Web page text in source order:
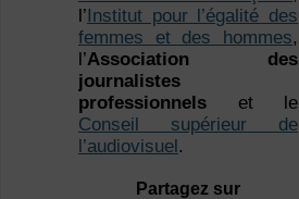
l’Institut pour l’égalité des
femmes et des hommes,
l’Association des
journalistes
professionnelset le
Conseil supérieur de
l’audiovisuel.
Partagez sur